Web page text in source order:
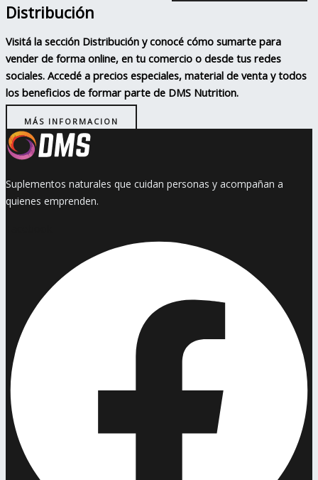
Distribución
Visitá la sección Distribución y conocé cómo sumarte para
vender de forma online, en tu comercio o desde tus redes
sociales. Accedé a precios especiales, material de venta y todos
los beneficios de formar parte de DMS Nutrition.
MÁS INFORMACION
Suplementos naturales que cuidan personas y acompañan a
quienes emprenden.